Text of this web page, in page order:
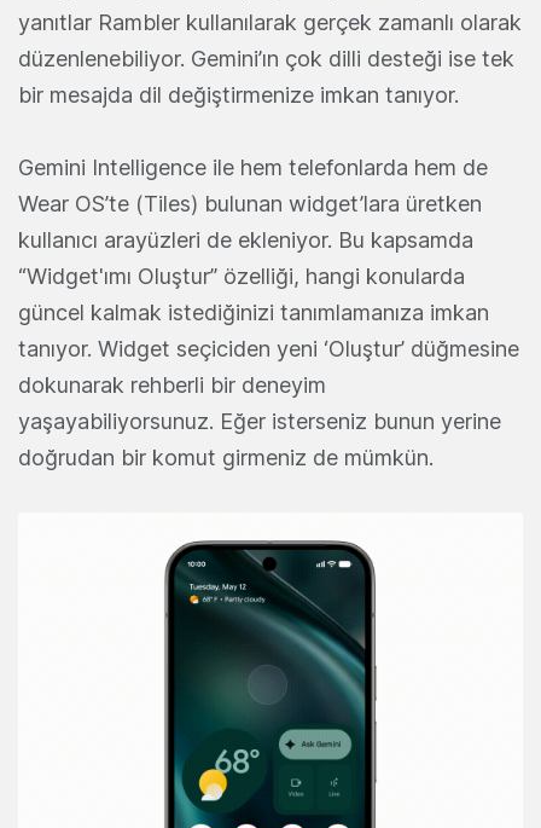
yanıtlar Rambler kullanılarak gerçek zamanlı olarak
düzenlenebiliyor. Gemini’ın çok dilli desteği ise tek
bir mesajda dil değiştirmenize imkan tanıyor.
Gemini Intelligence ile hem telefonlarda hem de
Wear OS’te (Tiles) bulunan widget’lara üretken
kullanıcı arayüzleri de ekleniyor. Bu kapsamda
“Widget'ımı Oluştur” özelliği, hangi konularda
güncel kalmak istediğinizi tanımlamanıza imkan
tanıyor. Widget seçiciden yeni ‘Oluştur’ düğmesine
dokunarak rehberli bir deneyim
yaşayabiliyorsunuz. Eğer isterseniz bunun yerine
doğrudan bir komut girmeniz de mümkün.